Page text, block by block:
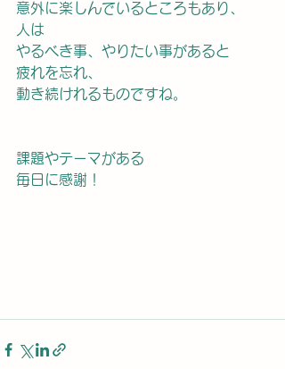
意外に楽しんでいるところもあり、
人は
やるべき事、やりたい事があると
疲れを忘れ、
動き続けれるものですね。
課題やテーマがある
毎日に感謝！